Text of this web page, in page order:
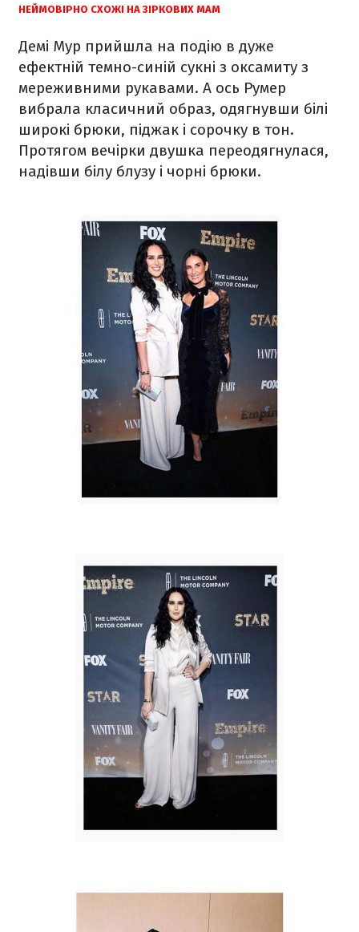
НЕЙМОВІРНО СХОЖІ НА ЗІРКОВИХ МАМ
Демі Мур прийшла на подію в дуже
ефектній темно-синій сукні з оксамиту з
мереживними рукавами. А ось Румер
вибрала класичний образ, одягнувши білі
широкі брюки, піджак і сорочку в тон.
Протягом вечірки двушка переодягнулася,
надівши білу блузу і чорні брюки.